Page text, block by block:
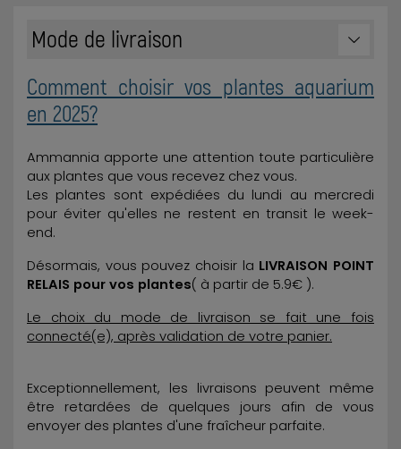
Mode de livraison
Comment choisir vos plantes aquarium
en 2025?
Ammannia apporte une attention toute particulière
aux plantes que vous recevez chez vous.
Les plantes sont expédiées du lundi au mercredi
pour éviter qu'elles ne restent en transit le week-
end.
Désormais, vous pouvez choisir la LIVRAISON POINT
RELAIS pour vos plantes( à partir de 5.9€ ).
Le choix du mode de livraison se fait une fois
connecté(e), après validation de votre panier.
Exceptionnellement, les livraisons peuvent même
être retardées de quelques jours afin de vous
envoyer des plantes d'une fraîcheur parfaite.